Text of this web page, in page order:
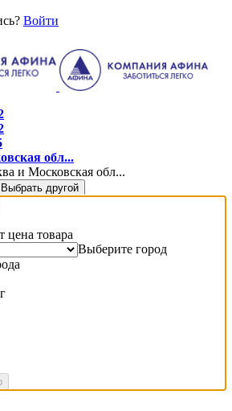
Войти
обл...
и Московская обл...
Выбрать другой
цена товара
Выберите город